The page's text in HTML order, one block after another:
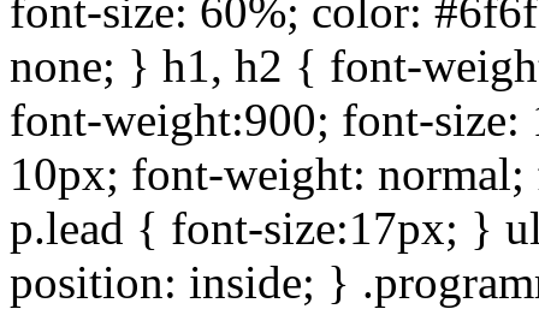
font-size: 60%; color:
none; } h1, h2 { font-
font-weight:900; font-
10px; font-weight:
p.lead { font-size:17px; }
position: inside; }